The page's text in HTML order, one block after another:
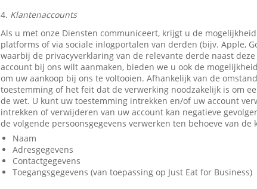
4. Klantenaccounts
Als u met onze Diensten communiceert, krijgt u de
platforms of via sociale inlogportalen van derden (bijv. Apple,
waarbij de privacyverklaring van de relevante derde naast
account bij ons wilt aanmaken, bieden we u ook de
om uw aankoop bij ons te voltooien. Afhankelijk van de
toestemming of het feit dat de verwerking noodzakelijk is om
de wet. U kunt uw toestemming intrekken en/of uw account
intrekken of verwijderen van uw account kan negatieve
de volgende persoonsgegevens verwerken ten behoeve van de
Naam
Adresgegevens
Contactgegevens
Toegangsgegevens (van toepassing op Just Eat for Business)